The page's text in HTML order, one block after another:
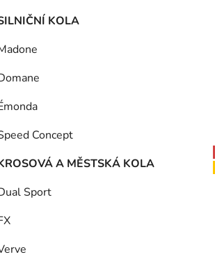
KOLA
Concept
A MĚSTSKÁ KOLA
Sport